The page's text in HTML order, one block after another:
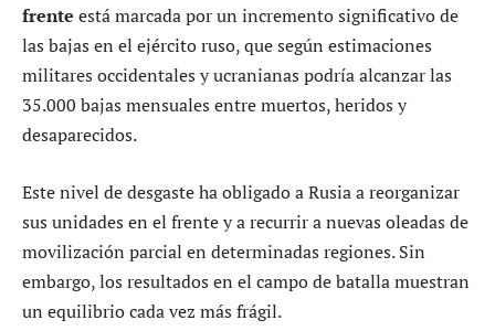
frente está marcada por un incremento significativo de
las bajas en el ejército ruso, que según estimaciones
militares occidentales y ucranianas podría alcanzar las
35.000 bajas mensuales entre muertos, heridos y
desaparecidos.
Este nivel de desgaste ha obligado a Rusia a reorganizar
sus unidades en el frente y a recurrir a nuevas oleadas de
movilización parcial en determinadas regiones. Sin
embargo, los resultados en el campo de batalla muestran
un equilibrio cada vez más frágil.